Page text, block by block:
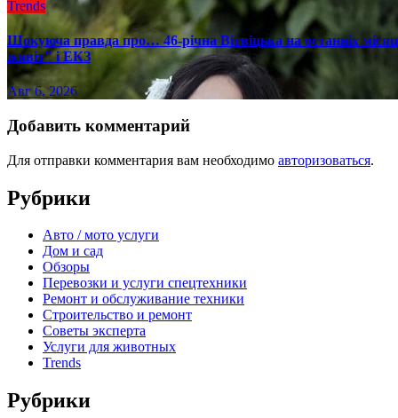
Trends
Шокуюча правда про… 46-річна Вітвіцька на останніх
живіт" і ЕКЗ
Авг 6, 2026
Добавить комментарий
Для отправки комментария вам необходимо авторизоваться.
Рубрики
Авто / мото услуги
Дом и сад
Обзоры
Перевозки и услуги спецтехники
Ремонт и обслуживание техники
Строительство и ремонт
Советы эксперта
Услуги для животных
Trends
Рубрики